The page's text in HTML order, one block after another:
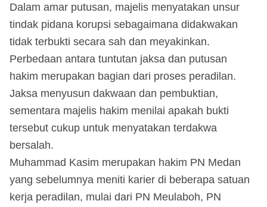
Dalam amar putusan, majelis menyatakan unsur
tindak pidana korupsi sebagaimana didakwakan
tidak terbukti secara sah dan meyakinkan.
Perbedaan antara tuntutan jaksa dan putusan
hakim merupakan bagian dari proses peradilan.
Jaksa menyusun dakwaan dan pembuktian,
sementara majelis hakim menilai apakah bukti
tersebut cukup untuk menyatakan terdakwa
bersalah.
Muhammad Kasim merupakan hakim PN Medan
yang sebelumnya meniti karier di beberapa satuan
kerja peradilan, mulai dari PN Meulaboh, PN